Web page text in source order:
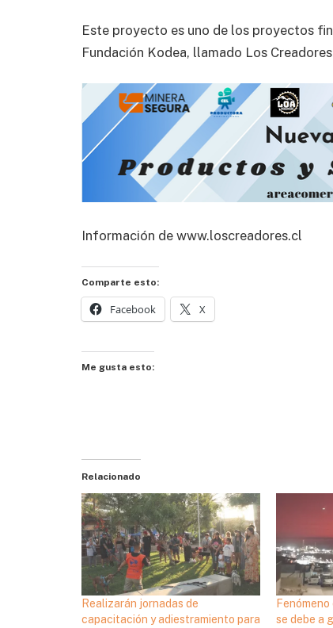
Este proyecto es uno de los proyectos
Fundación Kodea, llamado Los
Información de www.loscreadores.cl
Comparte esto:
Facebook X
Me gusta esto:
Relacionado
Realizarán jornadas de
capacitación y adiestramiento para
se debe a